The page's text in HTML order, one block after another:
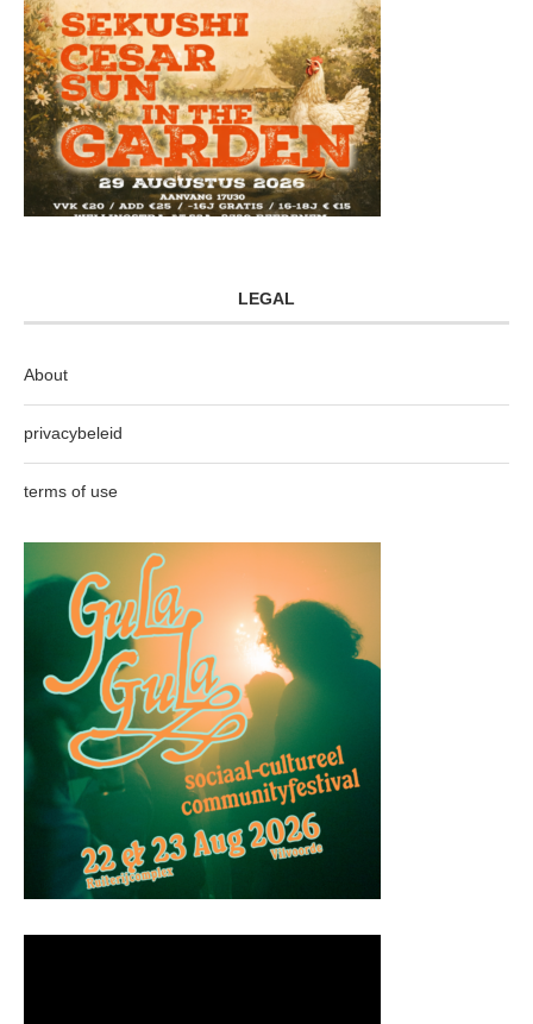
LEGAL
About
privacybeleid
terms of use